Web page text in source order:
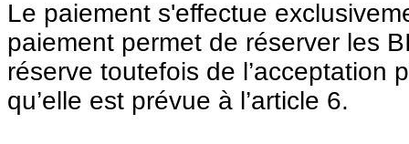
Le paiement s'effectue
paiement permet de réserver les
réserve toutefois de l’acceptation
qu’elle est prévue à l’article 6.